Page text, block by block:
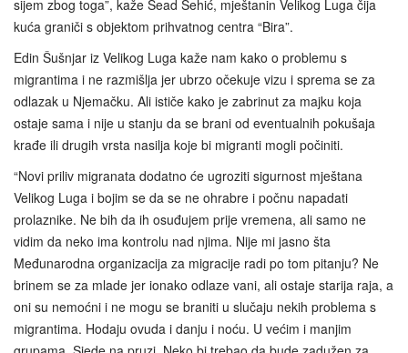
sijem zbog toga”, kaže Sead Šehić, mještanin Velikog Luga čija
kuća graniči s objektom prihvatnog centra “Bira”.
Edin Šušnjar iz Velikog Luga kaže nam kako o problemu s
migrantima i ne razmišlja jer ubrzo očekuje vizu i sprema se za
odlazak u Njemačku. Ali ističe kako je zabrinut za majku koja
ostaje sama i nije u stanju da se brani od eventualnih pokušaja
krađe ili drugih vrsta nasilja koje bi migranti mogli počiniti.
“Novi priliv migranata dodatno će ugroziti sigurnost mještana
Velikog Luga i bojim se da se ne ohrabre i počnu napadati
prolaznike. Ne bih da ih osuđujem prije vremena, ali samo ne
vidim da neko ima kontrolu nad njima. Nije mi jasno šta
Međunarodna organizacija za migracije radi po tom pitanju? Ne
brinem se za mlade jer ionako odlaze vani, ali ostaje starija raja, a
oni su nemoćni i ne mogu se braniti u slučaju nekih problema s
migrantima. Hodaju ovuda i danju i noću. U većim i manjim